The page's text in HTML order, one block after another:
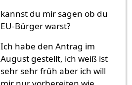
kannst du mir sagen ob du
EU-Bürger warst?
Ich habe den Antrag im
August gestellt, ich weiß ist
sehr sehr früh aber ich will